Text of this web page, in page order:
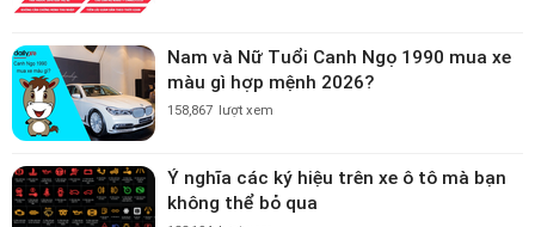
Nam và Nữ Tuổi Canh Ngọ 1990 mua xe
màu gì hợp mệnh 2026?
158,867 lượt xem
Ý nghĩa các ký hiệu trên xe ô tô mà bạn
không thể bỏ qua